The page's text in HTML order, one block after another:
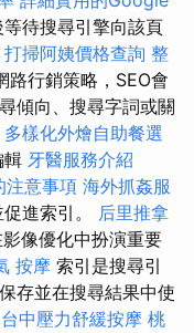
待搜尋引擎向該頁
打掃阿姨價格查詢 整
路行銷策略，SEO會
傾向、搜尋字詞或關
多樣化外燴自助餐選
輯 牙醫服務介紹
注意事項 海外抓姦服
進索引。 后里推拿
像優化中扮演重要
按摩 索引是搜尋引
存並在搜尋結果中使
台中壓力舒緩按摩 桃